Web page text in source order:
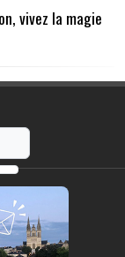
vivez la magie